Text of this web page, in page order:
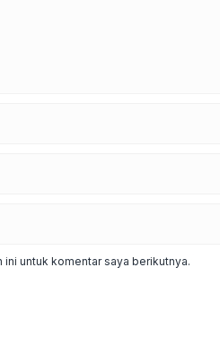
untuk komentar saya berikutnya.